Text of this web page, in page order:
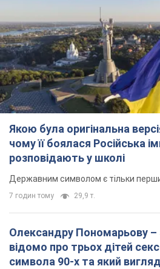
Державним символом є тільки
7 годин тому 29,9 т.
Олександру Пономарьову
відомо про трьох дітей
символа 90-х та який
За розвитком кар'єри артист не
особисте щастя
12 годин тому
У ПриватБанку розповіли, чи
долари 1996 року: чи
обмінники та банки такі
Що робити, якщо банки та обмінні
приймають старі долари
9.08.2026 02:20 85,6 т.